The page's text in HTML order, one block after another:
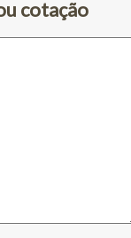
cotação